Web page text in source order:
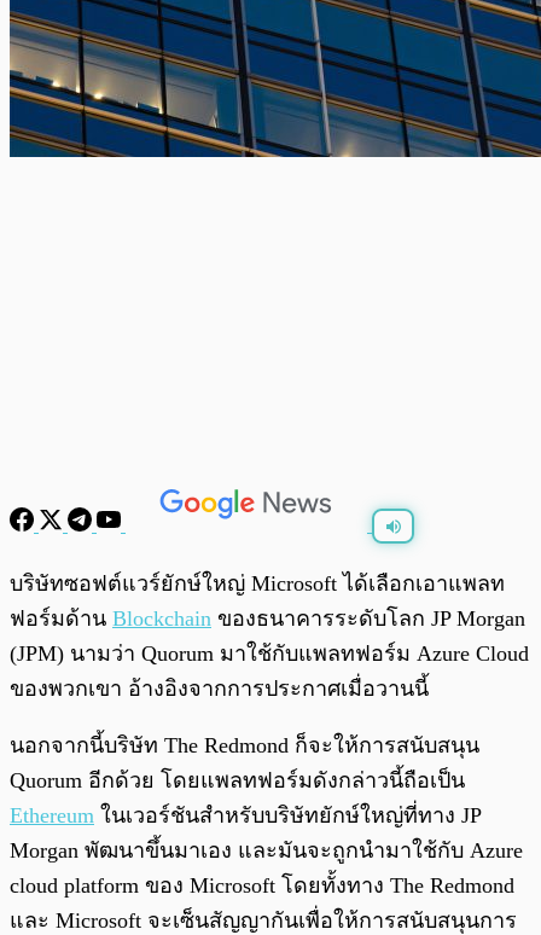
พร้อมเล่น
บริษัทซอฟต์แวร์ยักษ์ใหญ่ Microsoft ได้เลือกเอาแพลท
ฟอร์มด้าน Blockchain ของธนาคารระดับโลก JP Morgan
(JPM) นามว่า Quorum มาใช้กับแพลทฟอร์ม Azure Cloud
ของพวกเขา อ้างอิงจากการประกาศเมื่อวานนี้
นอกจากนี้บริษัท The Redmond ก็จะให้การสนับสนุน
Quorum อีกด้วย โดยแพลทฟอร์มดังกล่าวนี้ถือเป็น
Ethereum ในเวอร์ชันสำหรับบริษัทยักษ์ใหญ่ที่ทาง JP
Morgan พัฒนาขึ้นมาเอง และมันจะถูกนำมาใช้กับ Azure
cloud platform ของ Microsoft โดยทั้งทาง The Redmond
และ Microsoft จะเซ็นสัญญากันเพื่อให้การสนับสนุนการ